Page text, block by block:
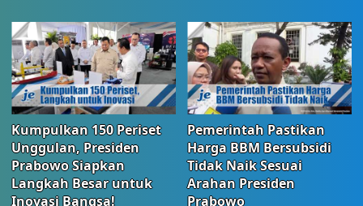
Kumpulkan 150 Periset
Unggulan, Presiden
Prabowo Siapkan
Langkah Besar untuk
Inovasi Bangsa!
Pemerintah Pastikan
Harga BBM Bersubsidi
Tidak Naik Sesuai
Arahan Presiden
Prabowo